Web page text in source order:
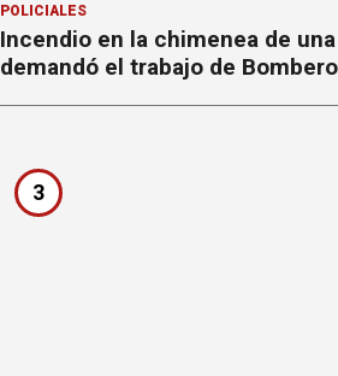
POLICIALES
Incendio en la chimenea de
demandó el trabajo de
3